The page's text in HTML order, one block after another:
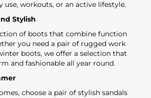
use, workouts, or an active lifestyle.
Stylish
of boots that combine function
you need a pair of rugged work
boots, we offer a selection that
and fashionable all year round.
choose a pair of stylish sandals